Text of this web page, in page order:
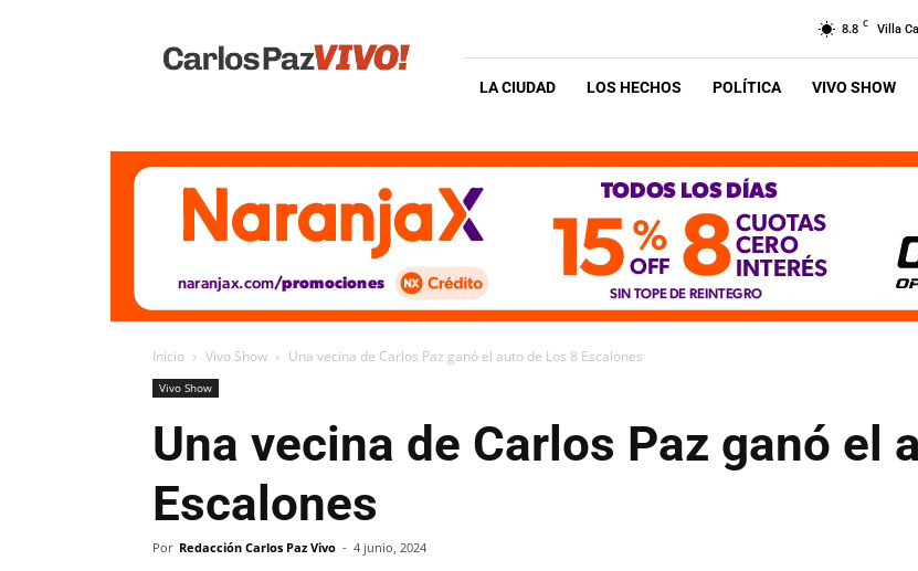
Vivo
8.8 C Villa
LA CIUDAD LOS HECHOS POLÍTICA VIVO SHOW
Inicio Vivo Show Una vecina de Carlos Paz ganó el auto de Los 8 Escalones
Vivo Show
Una vecina de Carlos Paz ganó el
Escalones
Por Redacción Carlos Paz Vivo - 4 junio, 2024